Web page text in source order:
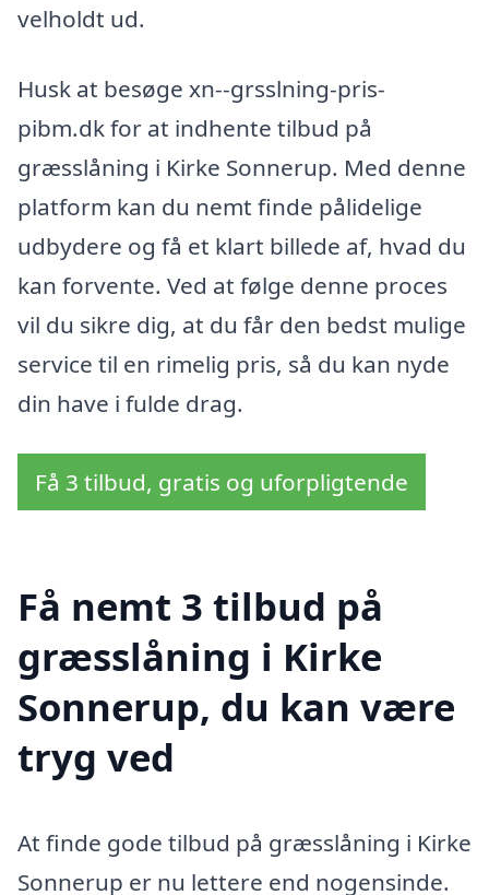
velholdt ud.
Husk at besøge xn--grsslning-pris-
pibm.dk for at indhente tilbud på
græsslåning i Kirke Sonnerup. Med denne
platform kan du nemt finde pålidelige
udbydere og få et klart billede af, hvad du
kan forvente. Ved at følge denne proces
vil du sikre dig, at du får den bedst mulige
service til en rimelig pris, så du kan nyde
din have i fulde drag.
Få 3 tilbud, gratis og uforpligtende
Få nemt 3 tilbud på
græsslåning i Kirke
Sonnerup, du kan være
tryg ved
At finde gode tilbud på græsslåning i Kirke
Sonnerup er nu lettere end nogensinde.